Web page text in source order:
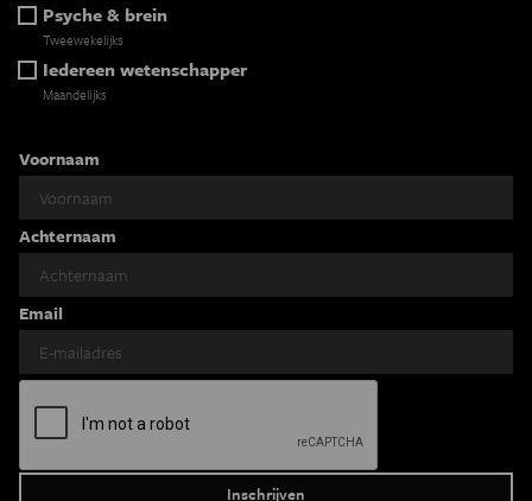
Psyche & brein
Tweewekelijks
Iedereen wetenschapper
Maandelijks
Voornaam
Achternaam
Email